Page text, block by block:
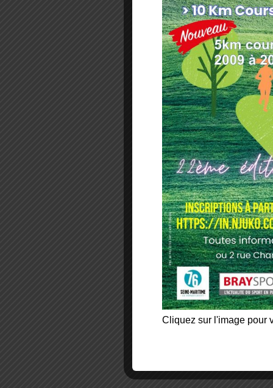
Cliquez sur l'image pour